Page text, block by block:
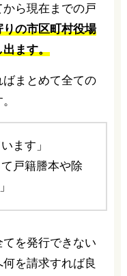
ら現在までの戸
りの市区町村役場
出ます。
まとめて全ての
ます」
戸籍謄本や除
を発行できない
を請求すれば良